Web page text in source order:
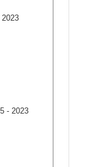
- 2023